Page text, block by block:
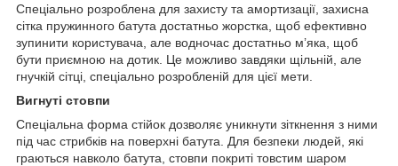
Спеціально розроблена для захисту та амортизації, захисна
сітка пружинного батута достатньо жорстка, щоб ефективно
зупинити користувача, але водночас достатньо м’яка, щоб
бути приємною на дотик. Це можливо завдяки щільній, але
гнучкій сітці, спеціально розробленій для цієї мети.
Вигнуті стовпи
Спеціальна форма стійок дозволяє уникнути зіткнення з ними
під час стрибків на поверхні батута. Для безпеки людей, які
граються навколо батута, стовпи покриті товстим шаром